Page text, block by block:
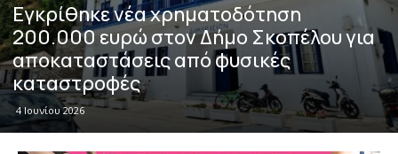
Εγκρίθηκε νέα χρηματοδότηση
200.000 ευρώ στον Δήμο Σκοπέλου για
αποκαταστάσεις από φυσικές
καταστροφές
4 Ιουνίου 2026